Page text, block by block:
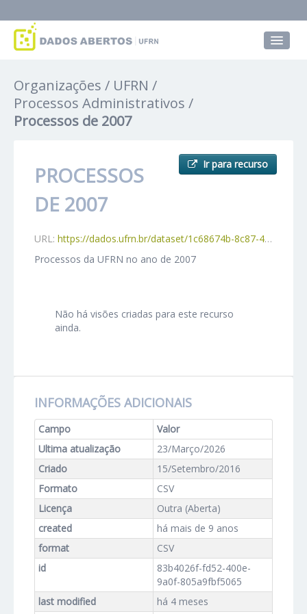
Grupos
Sobre
Organizações
UFRN
Processos Administrativos
Processos de 2007
Ir para recurso
PROCESSOS
DE 2007
URL: https://dados.ufrn.br/dataset/1c68674b-8c87-4ba1-a288-f9ff58608f9b/resource/83b4026f-fd52-400e-9a0f-805a9fbf5065/download/processos2007.csv
Processos da UFRN no ano de 2007
Não há visões criadas para este recurso
ainda.
INFORMAÇÕES ADICIONAIS
Campo
Valor
Ultima atualização
23/Março/2026
Criado
15/Setembro/2016
Formato
CSV
Licença
Outra (Aberta)
created
há mais de 9 anos
format
CSV
id
83b4026f-fd52-400e-
9a0f-805a9fbf5065
last modified
há 4 meses